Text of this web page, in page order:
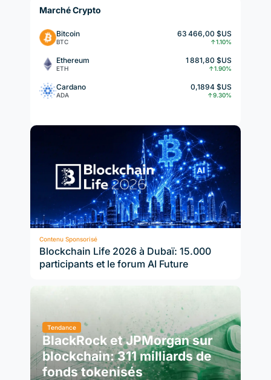
Marché Crypto
Bitcoin
BTC
63 466,00 $US
↑1.10%
Ethereum
ETH
1 881,80 $US
↑1.90%
Cardano
ADA
0,1894 $US
↑9.30%
Contenu Sponsorisé
Blockchain Life 2026 à Dubaï: 15.000
participants et le forum AI Future
Tendance
BlackRock et JPMorgan sur
blockchain: 311 milliards de
fonds tokenisés